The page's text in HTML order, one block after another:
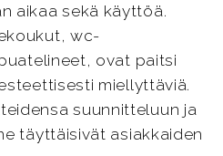
aikaa sekä käyttöä.
wc-
ovat paitsi
miellyttäviä.
suunnitteluun ja
täyttäisivät asiakkaiden